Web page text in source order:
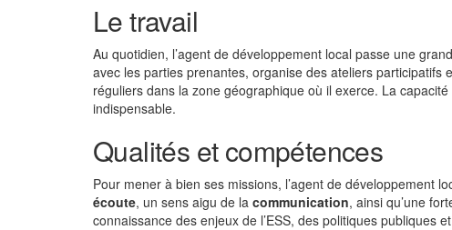
Le travail
Au quotidien, l’agent de développement local passe une
avec les parties prenantes, organise des ateliers
réguliers dans la zone géographique où il exerce. La
indispensable.
Qualités et compétences
Pour mener à bien ses missions, l’agent de développement
écoute, un sens aigu de la communication, ainsi qu’une
connaissance des enjeux de l’ESS, des politiques publiques